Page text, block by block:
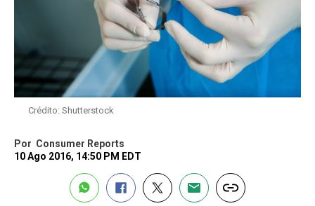
Crédito: Shutterstock
Por Consumer Reports
10 Ago 2016, 14:50 PM EDT